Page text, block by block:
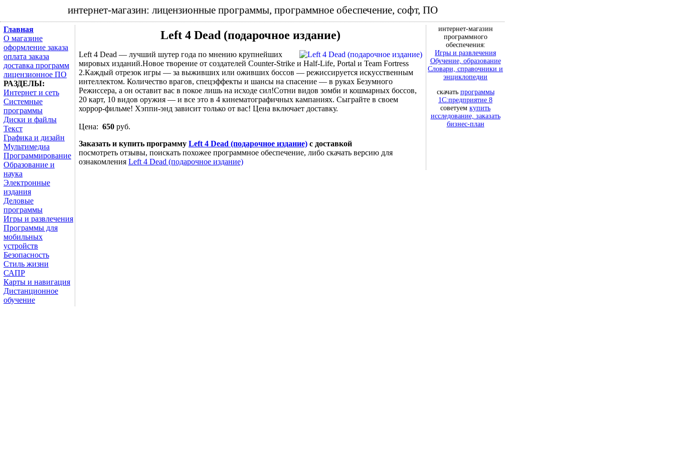
интернет-магазин: лицензионные программы, программное обеспечение, софт, ПО
Главная
О магазине
оформление заказа
оплата заказа
доставка программ
лицензионное ПО
РАЗДЕЛЫ:
Интернет и сеть
Системные
программы
Диски и файлы
Текст
Графика и дизайн
Мультимедиа
Программирование
Образование и
наука
Электронные
издания
Деловые
программы
Игры и развлечения
Программы для
мобильных
устройств
Безопасность
Стиль жизни
САПР
Карты и навигация
Дистанционное
обучение
Left 4 Dead (подарочное издание)
Left 4 Dead — лучший шутер года по мнению крупнейших
мировых изданий.Новое творение от создателей Counter-Strike и Half-Life, Portal и Team Fortress
2.Каждый отрезок игры — за выживших или оживших боссов — режиссируется искусственным
интеллектом. Количество врагов, спецэффекты и шансы на спасение — в руках Безумного
Режиссера, а он оставит вас в покое лишь на исходе сил!Сотни видов зомби и кошмарных боссов,
20 карт, 10 видов оружия — и все это в 4 кинематографичных кампаниях. Сыграйте в своем
хоррор-фильме! Хэппи-энд зависит только от вас! Цена включает доставку.
Цена: 650 руб.
Заказать и купить программу Left 4 Dead (подарочное издание) с доставкой
посмотреть отзывы, поискать похожее программное обеспечение, либо скачать версию для
ознакомления Left 4 Dead (подарочное издание)
интернет-магазин
программного
обеспечения:
Игры и развлечения
Обучение, образование
Словари, справочники и
энциклопедии
скачать программы
1С:предприятие 8
советуем купить
исследование, заказать
бизнес-план